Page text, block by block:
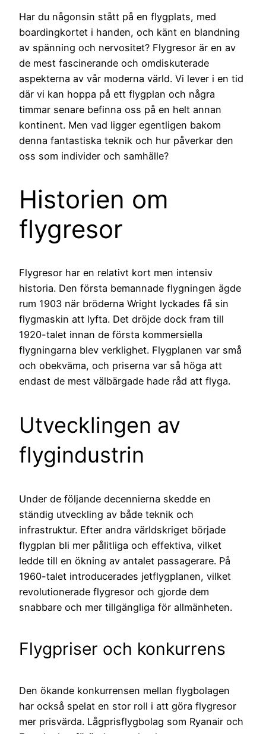
Har du någonsin stått på en flygplats, med
boardingkortet i handen, och känt en blandning
av spänning och nervositet? Flygresor är en av
de mest fascinerande och omdiskuterade
aspekterna av vår moderna värld. Vi lever i en tid
där vi kan hoppa på ett flygplan och några
timmar senare befinna oss på en helt annan
kontinent. Men vad ligger egentligen bakom
denna fantastiska teknik och hur påverkar den
oss som individer och samhälle?
Historien om
flygresor
Flygresor har en relativt kort men intensiv
historia. Den första bemannade flygningen ägde
rum 1903 när bröderna Wright lyckades få sin
flygmaskin att lyfta. Det dröjde dock fram till
1920-talet innan de första kommersiella
flygningarna blev verklighet. Flygplanen var små
och obekväma, och priserna var så höga att
endast de mest välbärgade hade råd att flyga.
Utvecklingen av
flygindustrin
Under de följande decennierna skedde en
ständig utveckling av både teknik och
infrastruktur. Efter andra världskriget började
flygplan bli mer pålitliga och effektiva, vilket
ledde till en ökning av antalet passagerare. På
1960-talet introducerades jetflygplanen, vilket
revolutionerade flygresor och gjorde dem
snabbare och mer tillgängliga för allmänheten.
Flygpriser och konkurrens
Den ökande konkurrensen mellan flygbolagen
har också spelat en stor roll i att göra flygresor
mer prisvärda. Lågprisflygbolag som Ryanair och